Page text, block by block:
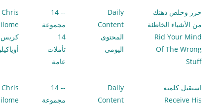
حرر وخلص ذهنك
من الأشياء الخاطئة
Rid Your Mind
Of The Wrong
Stuff
Daily
Content
المحتوى
اليومي
-- 14
مجموعة
14
تأملات
عامة
Chris
كريس
استقبل كلمته
Receive His
Daily
Content
-- 14
مجموعة
Chris